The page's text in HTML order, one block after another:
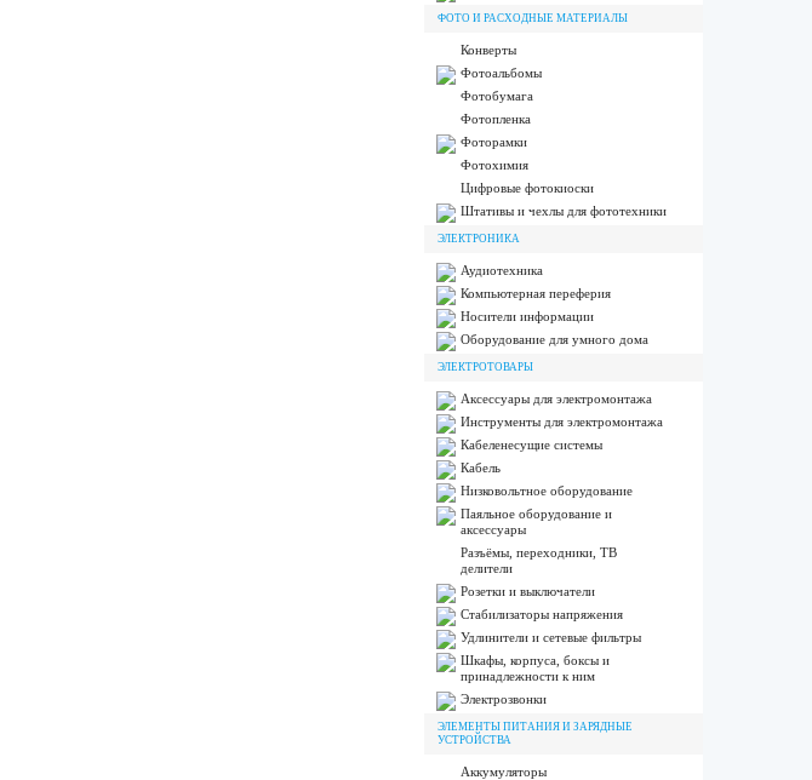
ФОТО И РАСХОДНЫЕ МАТЕРИАЛЫ
Конверты
Фотоальбомы
Фотобумага
Фотопленка
Фоторамки
Фотохимия
Цифровые фотокиоски
Штативы и чехлы для фототехники
ЭЛЕКТРОНИКА
Аудиотехника
Компьютерная переферия
Носители информации
Оборудование для умного дома
ЭЛЕКТРОТОВАРЫ
Аксессуары для электромонтажа
Инструменты для электромонтажа
Кабеленесущие системы
Кабель
Низковольтное оборудование
Паяльное оборудование и
аксессуары
Разъёмы, переходники, ТВ
делители
Розетки и выключатели
Стабилизаторы напряжения
Удлинители и сетевые фильтры
Шкафы, корпуса, боксы и
принадлежности к ним
Электрозвонки
ЭЛЕМЕНТЫ ПИТАНИЯ И ЗАРЯДНЫЕ
УСТРОЙСТВА
Аккумуляторы